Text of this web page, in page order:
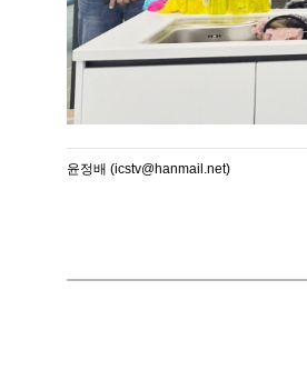
윤정배 (icstv@hanmail.net)